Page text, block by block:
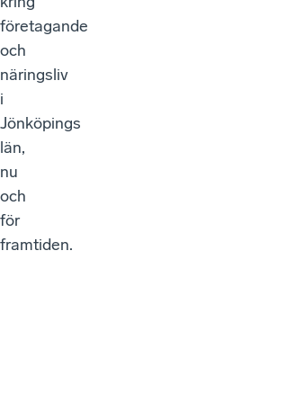
företagande
och
näringsliv
i
Jönköpings
län,
nu
och
för
framtiden.